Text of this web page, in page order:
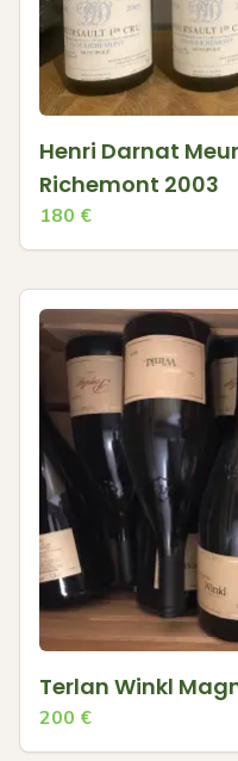
Henri Darnat
Richemont 2003
180 €
Terlan Winkl
200 €